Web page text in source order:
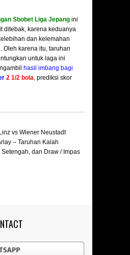
Sbobet Liga Jepang ini
ditebak, karena keduanya
dan kelemahan
Oleh karena itu, taruhan
untuk laga ini
hasil imbang bagi
2 1/2 bola, prediksi skor
vs Wiener Neustadt
– Taruhan Kalah
dan Draw / Impas